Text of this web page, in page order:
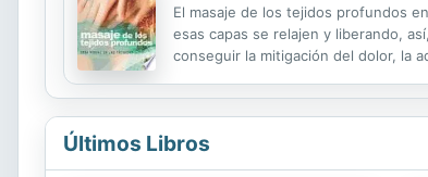
El masaje de los tejidos profundos
esas capas se relajen y liberando,
conseguir la mitigación del dolor, la
Últimos Libros